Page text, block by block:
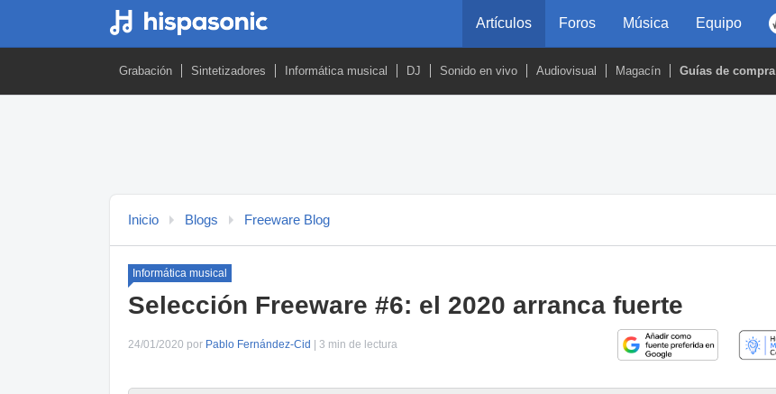
Artículos Foros Música Equipo
Grabación Sintetizadores Informática musical DJ Sonido en vivo Audiovisual Magacín Guías de compra
Inicio Blogs Freeware Blog
Informática musical
Selección Freeware #6: el 2020 arranca fuerte
24/01/2020 por Pablo Fernández-Cid | 3 min de lectura